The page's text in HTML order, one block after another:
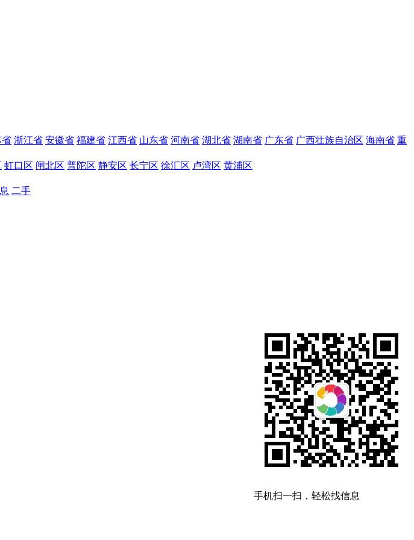
省 浙江省 安徽省 福建省 江西省 山东省 河南省 湖北省 湖南省 广东省 广西壮族自治区 海南省 重
虹口区 闸北区 普陀区 静安区 长宁区 徐汇区 卢湾区 黄浦区
二手
手机扫一扫，轻松找信息